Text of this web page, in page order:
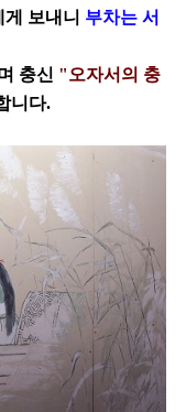
보내니 부차는 서
충신 "오자서의 충
니다.